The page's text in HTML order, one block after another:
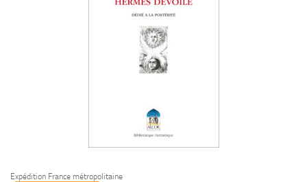
Expédition France métropolitaine